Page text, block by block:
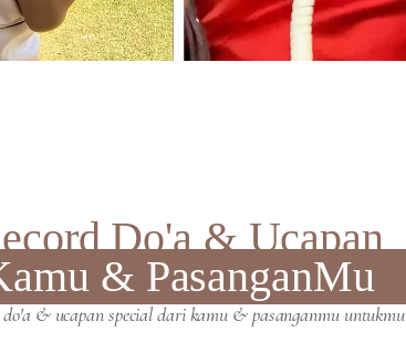
Do'a & Ucapan
& PasanganMu
do'a & ucapan special dari kamu & pasanganmu untukmu